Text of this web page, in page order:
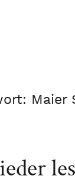
Maier